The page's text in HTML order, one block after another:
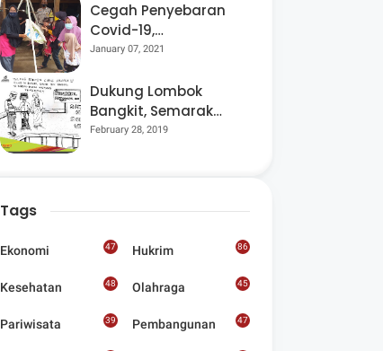
Cegah Penyebaran
Covid-19,
Bhabinkamtibmas
Kegiatan Posyandu
January 07, 2021
Dukung Lombok
Bangkit, Semarak
Pesta Rakyat
Seniman Di Lombok
February 28, 2019
Tags
Ekonomi 47 Hukrim 86
Kesehatan 48 Olahraga 45
Pariwisata 39 Pembangunan 47